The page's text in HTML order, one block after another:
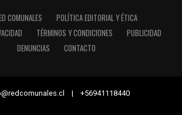
COMUNALES
POLÍTICA EDITORIAL Y ÉTICA
TÉRMINOS Y CONDICIONES
PUBLICIDAD
DENUNCIAS
CONTACTO
| +56941118440